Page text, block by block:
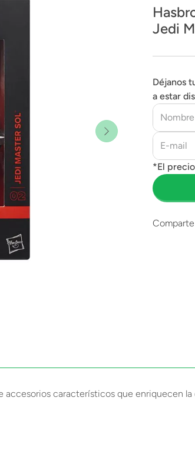
Jedi
Déjanos
a estar
Comparte
accesorios característicos que enriquecen